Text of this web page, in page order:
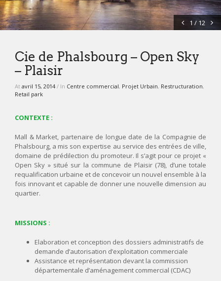
1 / 12
Cie de Phalsbourg – Open Sky
– Plaisir
At avril 15, 2014/ In Centre commercial, Projet Urbain, Restructuration,
Retail park
CONTEXTE :
Mall & Market, partenaire de longue date de la Compagnie de
Phalsbourg, a mis son expertise au service des entrées de ville,
domaine de prédilection du promoteur. Il s’agit pour ce projet «
Open Sky » situé sur la commune de Plaisir (78), d’une totale
requalification urbaine et de concevoir un nouvel ensemble à la
fois innovant et capable de donner une nouvelle dimension au
quartier.
MISSIONS :
Elaboration et conception des dossiers administratifs de
demande d’autorisation d’exploitation commerciale
Assistance et représentation devant la commission
départementale d’aménagement commercial (CDAC)